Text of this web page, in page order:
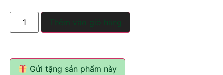
Thêm vào giỏ hàng
Gửi tặng sản phẩm này